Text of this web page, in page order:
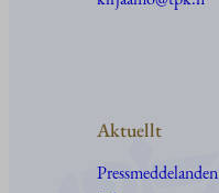
Aktuellt
Pressmeddelanden